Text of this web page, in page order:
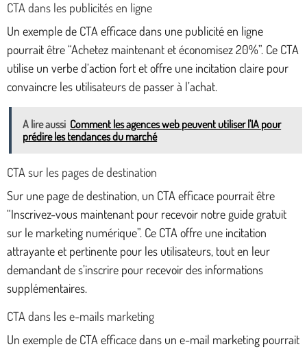
CTA dans les publicités en ligne
Un exemple de CTA efficace dans une publicité en ligne
pourrait être “Achetez maintenant et économisez 20%”. Ce CTA
utilise un verbe d’action fort et offre une incitation claire pour
convaincre les utilisateurs de passer à l’achat.
A lire aussi Comment les agences web peuvent utiliser l'IA pour
prédire les tendances du marché
CTA sur les pages de destination
Sur une page de destination, un CTA efficace pourrait être
“Inscrivez-vous maintenant pour recevoir notre guide gratuit
sur le marketing numérique”. Ce CTA offre une incitation
attrayante et pertinente pour les utilisateurs, tout en leur
demandant de s’inscrire pour recevoir des informations
supplémentaires.
CTA dans les e-mails marketing
Un exemple de CTA efficace dans un e-mail marketing pourrait